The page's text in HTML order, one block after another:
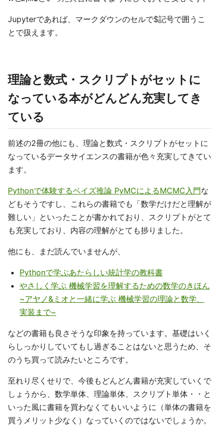
Jupyterであれば、マークダウンのセルで$記号で囲うこ
とで扱えます。
理論と数式・スクリプトがセットに
なっている本がどんどん充実してき
ている
前述の2冊の他にも、理論と数式・スクリプトがセットに
なっているデータサイエンスの書籍が色々充実してきてい
ます。
Pythonで体験するベイズ推論 PyMCによるMCMC入門な
どもそうですし、これらの書籍でも「数学だけだと理解が
難しい」といったことが書かれており、スクリプトがとて
も充実しており、内容の理解がとても捗りました。
他にも、まだ読んでいませんが、
Pythonで学ぶあたらしい統計学の教科書
やさしく学ぶ 機械学習を理解するための数学のきほん
~アヤノ&ミオと一緒に学ぶ 機械学習の理論と数学、
実装まで~
などの書籍も良さそうな印象を持っています。基礎はいく
らしっかりしていてもし過ぎることはないと思うため、そ
のうち買って読みたいところです。
至れり尽くせりで、今後もどんどん書籍が充実していくで
しょうから、数学単体、理論単体、スクリプト単体・・と
いった風に書籍を買わなくてもいいように（単体の書籍を
買うメリット少なく）なっていくのではないでしょうか。